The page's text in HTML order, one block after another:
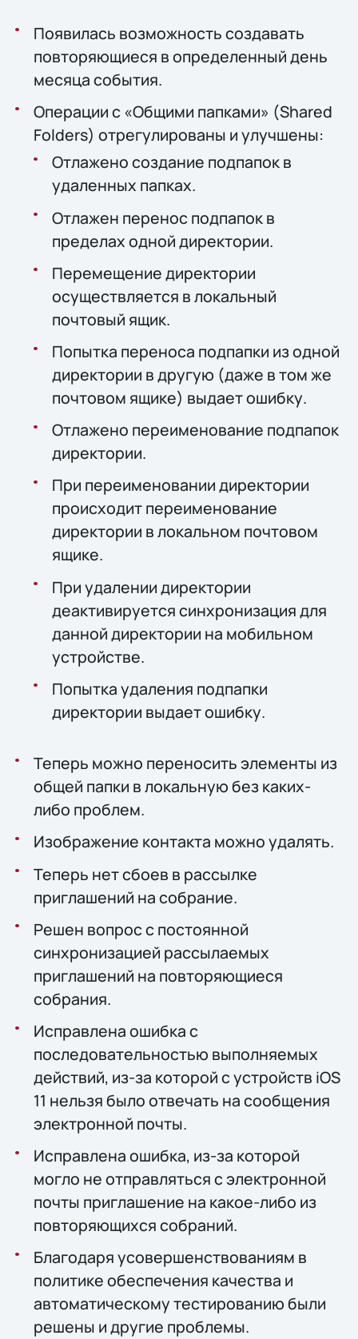
Появилась возможность создавать
повторяющиеся в определенный день
месяца события.
Операции с «Общими папками» (Shared
Folders) отрегулированы и улучшены:
Отлажено создание подпапок в
удаленных папках.
Отлажен перенос подпапок в
пределах одной директории.
Перемещение директории
осуществляется в локальный
почтовый ящик.
Попытка переноса подпапки из одной
директории в другую (даже в том же
почтовом ящике) выдает ошибку.
Отлажено переименование подпапок
директории.
При переименовании директории
происходит переименование
директории в локальном почтовом
ящике.
При удалении директории
деактивируется синхронизация для
данной директории на мобильном
устройстве.
Попытка удаления подпапки
директории выдает ошибку.
Теперь можно переносить элементы из
общей папки в локальную без каких-
либо проблем.
Изображение контакта можно удалять.
Теперь нет сбоев в рассылке
приглашений на собрание.
Решен вопрос с постоянной
синхронизацией рассылаемых
приглашений на повторяющиеся
собрания.
Исправлена ошибка с
последовательностью выполняемых
действий, из-за которой с устройств iOS
11 нельзя было отвечать на сообщения
электронной почты.
Исправлена ошибка, из-за которой
могло не отправляться с электронной
почты приглашение на какое-либо из
повторяющихся собраний.
Благодаря усовершенствованиям в
политике обеспечения качества и
автоматическому тестированию были
решены и другие проблемы.